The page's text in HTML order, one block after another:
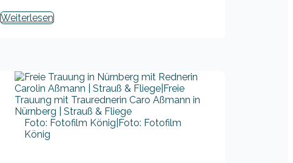
Weiterlesen
Foto: Fotofilm König|Foto: Fotofilm
König